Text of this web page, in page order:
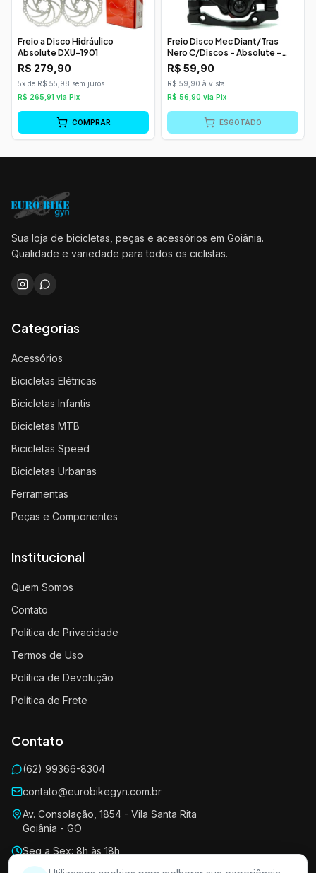
Freio a Disco Hidráulico
Absolute DXU-1901
R$ 279,90
5x de R$ 55,98 sem juros
R$ 265,91 via Pix
COMPRAR
Freio Disco Mec Diant/Tras
Nero C/Discos - Absolute -
51832 / 51210
R$ 59,90
R$ 59,90 à vista
R$ 56,90 via Pix
ESGOTADO
Sua loja de bicicletas, peças e acessórios em Goiânia.
Qualidade e variedade para todos os ciclistas.
Categorias
Acessórios
Bicicletas Elétricas
Bicicletas Infantis
Bicicletas MTB
Bicicletas Speed
Bicicletas Urbanas
Ferramentas
Peças e Componentes
Institucional
Quem Somos
Contato
Política de Privacidade
Termos de Uso
Política de Devolução
Política de Frete
Contato
(62) 99366-8304
contato@eurobikegyn.com.br
Av. Consolação, 1854 - Vila Santa Rita
Goiânia - GO
Seg a Sex: 8h às 18h
Sáb: 8h às 13h